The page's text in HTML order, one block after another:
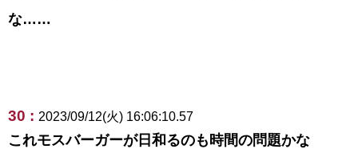
な……
30 : 2023/09/12(火) 16:06:10.57
これモスバーガーが日和るのも時間の問題かな